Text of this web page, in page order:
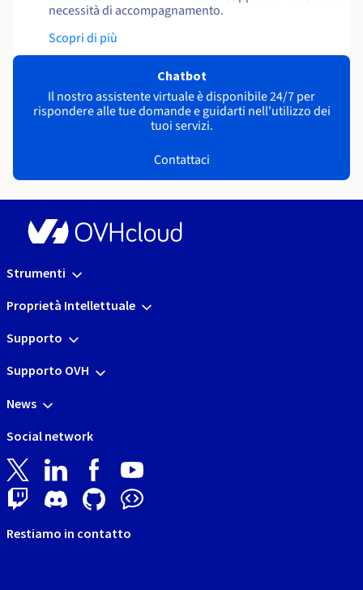
necessità di accompagnamento.
Scopri di più
Chatbot
Il nostro assistente virtuale è disponibile 24/7 per
rispondere alle tue domande e guidarti nell'utilizzo dei
tuoi servizi.
Contattaci
Strumenti
Proprietà Intellettuale
Supporto
Supporto OVH
News
Social network
Restiamo in contatto